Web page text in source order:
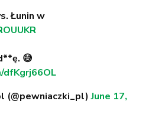
Łunin w
😅
(@pewniaczki_pl)June 17,